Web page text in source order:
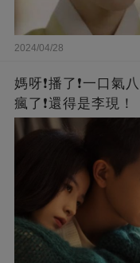
2024/04/28
媽呀❗️播了❗一口氣
瘋了❗還得是李現！